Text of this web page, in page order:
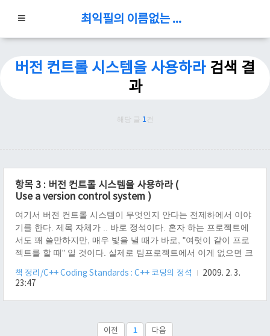
최익필의 이름없는 블로그
버전 컨트롤 시스템을 사용하라 검색 결
과
해당 글 1 건
항목 3 : 버전 컨트롤 시스템을 사용하라 (
Use a version control system )
여기서 버전 컨트롤 시스템이 무엇인지 안다는 전제하에서 이야
기를 한다. 제목 자체가 .. 바로 정석이다. 혼자 하는 프로젝트에
서도 꽤 쓸만하지만, 매우 빛을 낼 때가 바로, "여럿이 같이 프로
젝트를 할 때" 일 것이다. 실제로 팀프로젝트에서 이게 없으면 크
렴하다고 책에선 말하지만, 무료이면서 매우 뛰어난 SVN 이 있
뛰어난 VCS 도 있다.^^ 단지 유료라는 단점이..) CVS 의 개념적
데, 구글에서 VCS 라고 검색하면 후두둑 나온다. 총평 조엘의 소
책 정리/C++ Coding Standards : C++ 코딩의 정석
2009. 2. 3.
23:47
이전 1 다음